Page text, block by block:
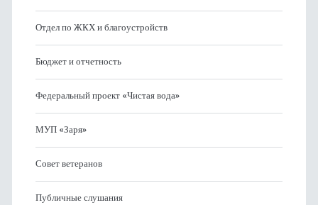
Отдел по ЖКХ и благоустройств
Бюджет и отчетность
Федеральный проект «Чистая вода»
МУП «Заря»
Совет ветеранов
Публичные слушания